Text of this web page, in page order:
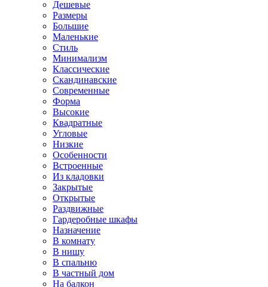
Дешевые
Размеры
Большие
Маленькие
Стиль
Минимализм
Классические
Скандинавские
Современные
Форма
Высокие
Квадратные
Угловые
Низкие
Особенности
Встроенные
Из кладовки
Закрытые
Открытые
Раздвижные
Гардеробные шкафы
Назначение
В комнату
В нишу
В спальню
В частный дом
На балкон